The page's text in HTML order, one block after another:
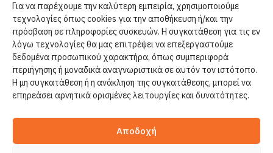
Για να παρέχουμε την καλύτερη εμπειρία, χρησιμοποιούμε
τεχνολογίες όπως cookies για την αποθήκευση ή/και την
πρόσβαση σε πληροφορίες συσκευών. Η συγκατάθεση για τις εν
λόγω τεχνολογίες θα μας επιτρέψει να επεξεργαστούμε
δεδομένα προσωπικού χαρακτήρα, όπως συμπεριφορά
περιήγησης ή μοναδικά αναγνωριστικά σε αυτόν τον ιστότοπο.
Η μη συγκατάθεση ή η ανάκληση της συγκατάθεσης, μπορεί να
επηρεάσει αρνητικά ορισμένες λειτουργίες και δυνατότητες.
Αποδοχή
Προϊόντα
Νέα
Επικοινωνία